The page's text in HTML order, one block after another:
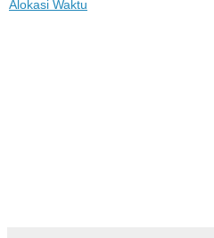
Alokasi Waktu